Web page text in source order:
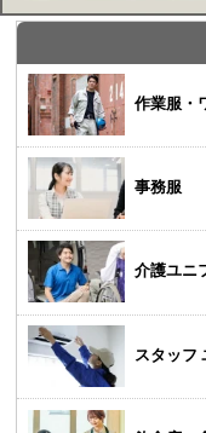
作業服・
事務服
介護ユニ
スタッフ